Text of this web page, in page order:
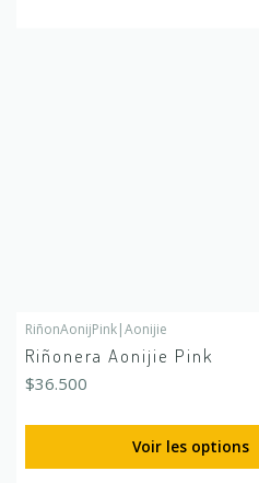
RiñonAonijPink|Aonijie
Riñonera Aonijie Pink
$36.500
Voir les options